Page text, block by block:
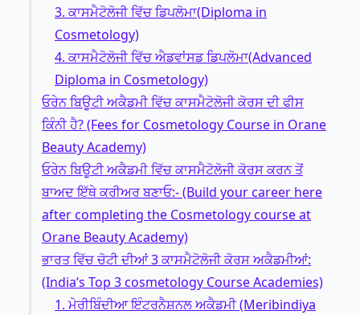
3. ਕਾਸਮੈਟੋਲੋਜੀ ਵਿੱਚ ਡਿਪਲੋਮਾ(Diploma in
Cosmetology)
4. ਕਾਸਮੈਟੋਲੋਜੀ ਵਿੱਚ ਐਡਵਾਂਸਡ ਡਿਪਲੋਮਾ(Advanced
Diploma in Cosmetology)
ਓਰੇਨ ਬਿਊਟੀ ਅਕੈਡਮੀ ਵਿੱਚ ਕਾਸਮੈਟੋਲੋਜੀ ਕੋਰਸ ਦੀ ਫੀਸ
ਕਿੰਨੀ ਹੈ? (Fees for Cosmetology Course in Orane
Beauty Academy)
ਓਰੇਨ ਬਿਊਟੀ ਅਕੈਡਮੀ ਵਿੱਚ ਕਾਸਮੈਟੋਲੋਜੀ ਕੋਰਸ ਕਰਨ ਤੋਂ
ਬਾਅਦ ਇੱਥੇ ਕਰੀਅਰ ਬਣਾਓ:- (Build your career here
after completing the Cosmetology course at
Orane Beauty Academy)
ਭਾਰਤ ਵਿੱਚ ਚੋਟੀ ਦੀਆਂ 3 ਕਾਸਮੈਟੋਲੋਜੀ ਕੋਰਸ ਅਕੈਡਮੀਆਂ:
(India’s Top 3 cosmetology Course Academies)
1. ਮੇਰੀਬਿੰਦੀਆ ਇੰਟਰਨੈਸ਼ਨਲ ਅਕੈਡਮੀ (Meribindiya